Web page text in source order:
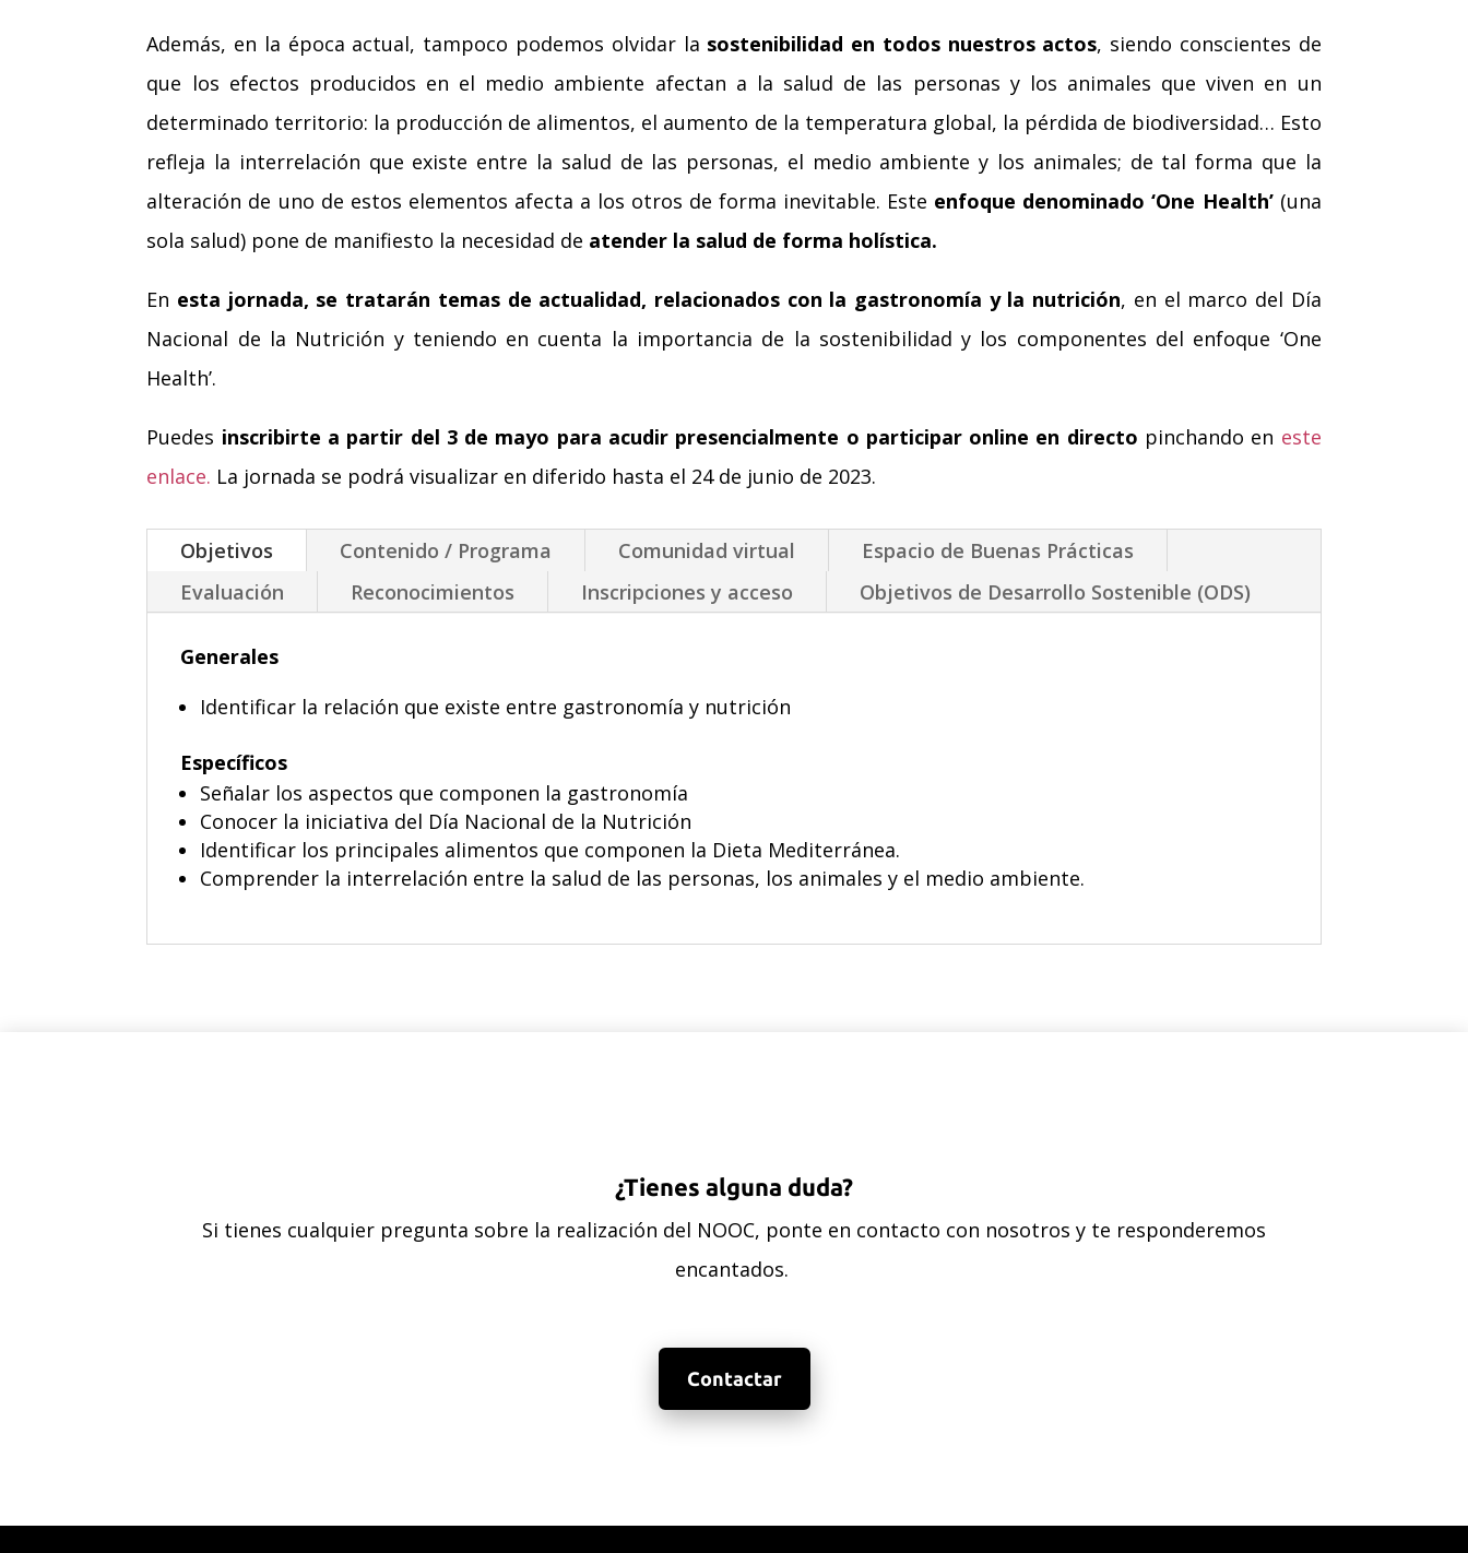
Además, en la época actual, tampoco podemos olvidar la sostenibilidad en todos nuestros actos, siendo conscientes de
que los efectos producidos en el medio ambiente afectan a la salud de las personas y los animales que viven en un
determinado territorio: la producción de alimentos, el aumento de la temperatura global, la pérdida de biodiversidad… Esto
refleja la interrelación que existe entre la salud de las personas, el medio ambiente y los animales; de tal forma que la
alteración de uno de estos elementos afecta a los otros de forma inevitable. Este enfoque denominado ‘One Health’(una
sola salud) pone de manifiesto la necesidad de atender la salud de forma holística.
En esta jornada, se tratarán temas de actualidad, relacionados con la gastronomía y la nutrición, en el marco del Día
Nacional de la Nutrición y teniendo en cuenta la importancia de la sostenibilidad y los componentes del enfoque ‘One
Health’.
Puedes inscribirte a partir del 3 de mayo para acudir presencialmente o participar online en directo pinchando en este
enlace. La jornada se podrá visualizar en diferido hasta el 24 de junio de 2023.
Objetivos Contenido / Programa Comunidad virtual
Espacio de Buenas Prácticas
Evaluación
Reconocimientos Inscripciones y acceso Objetivos de Desarrollo Sostenible (ODS)
Generales
Identificar la relación que existe entre gastronomía y nutrición
Específicos
Señalar los aspectos que componen la gastronomía
Conocer la iniciativa del Día Nacional de la Nutrición
Identificar los principales alimentos que componen la Dieta Mediterránea.
Comprender la interrelación entre la salud de las personas, los animales y el medio ambiente.
¿Tienes alguna duda?
Si tienes cualquier pregunta sobre la realización del NOOC, ponte en contacto con nosotros y te responderemos
encantados.
Contactar